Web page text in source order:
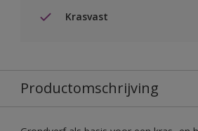
Krasvast
Productomschrijving